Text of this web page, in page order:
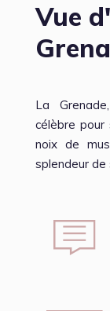
Vue
La
célèbre pour
noix de
splendeur de